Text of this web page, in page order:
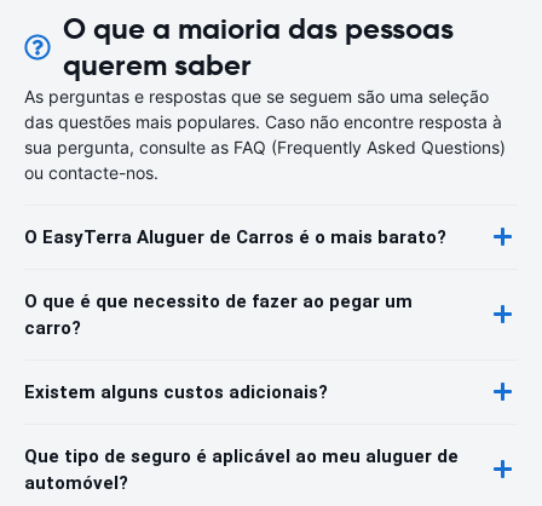
O que a maioria das pessoas
querem saber
As perguntas e respostas que se seguem são uma seleção
das questões mais populares. Caso não encontre resposta à
sua pergunta, consulte as FAQ (Frequently Asked Questions)
ou contacte-nos.
O EasyTerra Aluguer de Carros é o mais barato?
O que é que necessito de fazer ao pegar um
carro?
Existem alguns custos adicionais?
Que tipo de seguro é aplicável ao meu aluguer de
automóvel?